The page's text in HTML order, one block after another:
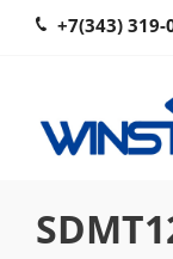
+7(343) 319-